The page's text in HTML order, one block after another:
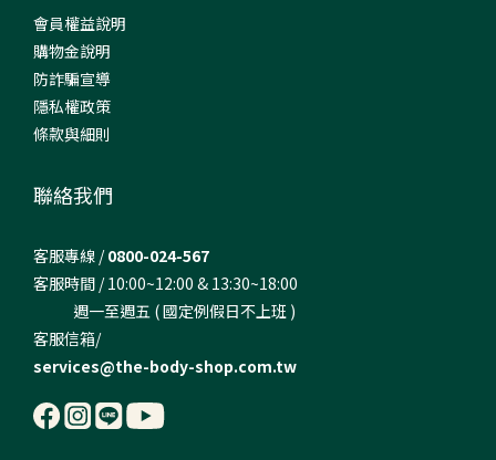
會員權益說明
購物金說明
防詐騙宣導
隱私權政策
條款與細則
聯絡我們
客服專線 /0800-024-567
客服時間 / 10:00~12:00 & 13:30~18:00
週一至週五 ( 國定例假日不上班 )
客服信箱/
services@the-body-shop.com.tw